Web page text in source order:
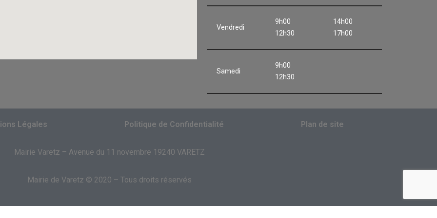
Vendredi
9h00
12h30
14h00
17h00
Samedi
9h00
12h30
Légales Politique de Confidentialité Plan de site
Mairie Varetz – Avenue du 11 novembre 19240 VARETZ
Mairie de Varetz © 2020 – Tous droits réservés